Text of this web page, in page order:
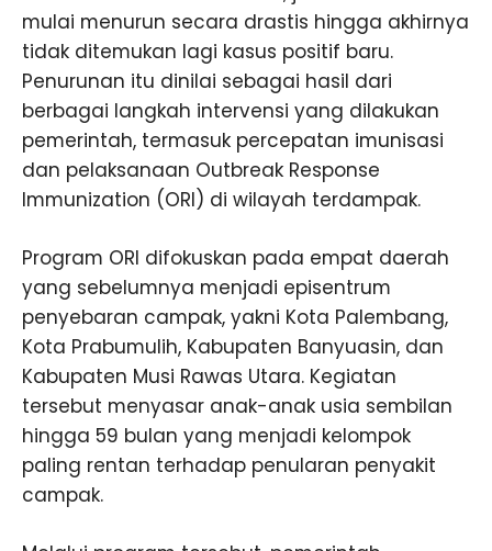
mulai menurun secara drastis hingga akhirnya
tidak ditemukan lagi kasus positif baru.
Penurunan itu dinilai sebagai hasil dari
berbagai langkah intervensi yang dilakukan
pemerintah, termasuk percepatan imunisasi
dan pelaksanaan Outbreak Response
Immunization (ORI) di wilayah terdampak.
Program ORI difokuskan pada empat daerah
yang sebelumnya menjadi episentrum
penyebaran campak, yakni Kota Palembang,
Kota Prabumulih, Kabupaten Banyuasin, dan
Kabupaten Musi Rawas Utara. Kegiatan
tersebut menyasar anak-anak usia sembilan
hingga 59 bulan yang menjadi kelompok
paling rentan terhadap penularan penyakit
campak.